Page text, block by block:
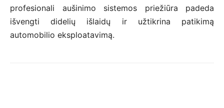
profesionali aušinimo sistemos priežiūra padeda
išvengti didelių išlaidų ir užtikrina patikimą
automobilio eksploatavimą.